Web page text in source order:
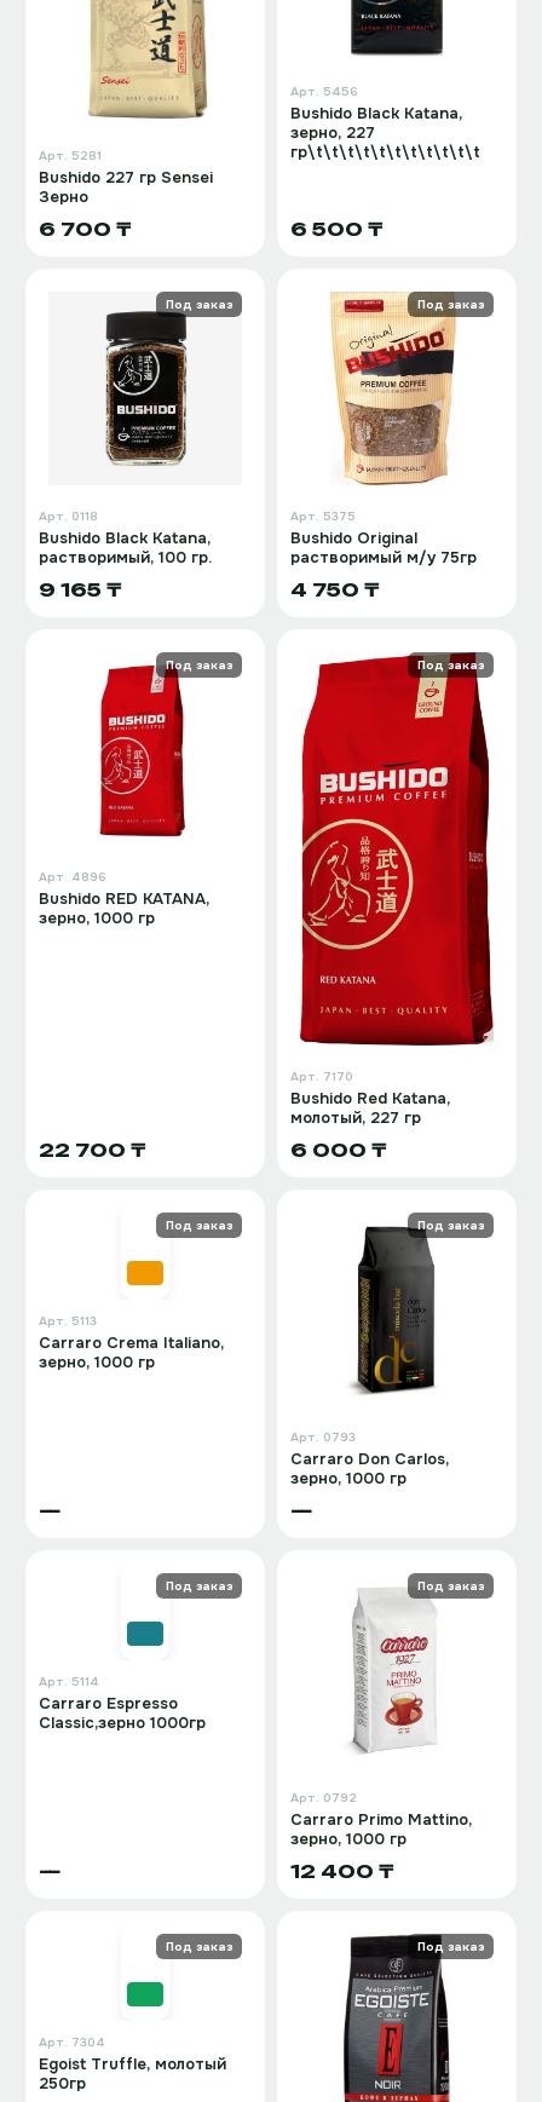
Арт. 5281
Bushido 227 гр Sensei
Зерно
6 700 ₸
Арт. 5456
Bushido Black Katana,
зерно, 227
гр\t\t\t\t\t\t\t\t\t\t\t
6 500 ₸
Под заказ
Арт. 0118
Bushido Black Katana,
растворимый, 100 гр.
9 165 ₸
Под заказ
Арт. 5375
Bushido Original
растворимый м/у 75гр
4 750 ₸
Под заказ
Арт. 4896
Bushido RED KATANA,
зерно, 1000 гр
22 700 ₸
Под заказ
Арт. 7170
Bushido Red Katana,
молотый, 227 гр
6 000 ₸
Под заказ
Арт. 5113
Carraro Crema Italiano,
зерно, 1000 гр
—
Под заказ
Арт. 0793
Carraro Don Carlos,
зерно, 1000 гр
—
Под заказ
Арт. 5114
Carraro Espresso
Classic,зерно 1000гр
—
Под заказ
Арт. 0792
Carraro Primo Mattino,
зерно, 1000 гр
12 400 ₸
Под заказ
Арт. 7304
Egoist Truffle, молотый
250гр
Под заказ